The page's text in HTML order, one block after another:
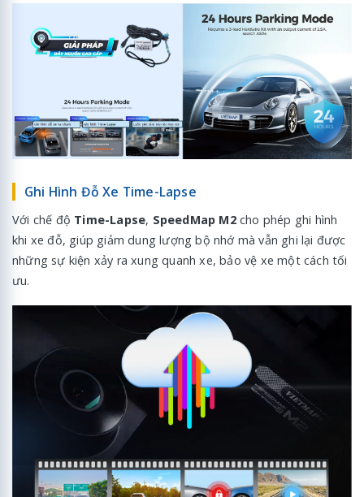
Ghi Hình Đỗ Xe Time-Lapse
Với chế độ Time-Lapse, SpeedMap M2cho phép ghi hình
khi xe đỗ, giúp giảm dung lượng bộ nhớ mà vẫn ghi lại được
những sự kiện xảy ra xung quanh xe, bảo vệ xe một cách tối
ưu.